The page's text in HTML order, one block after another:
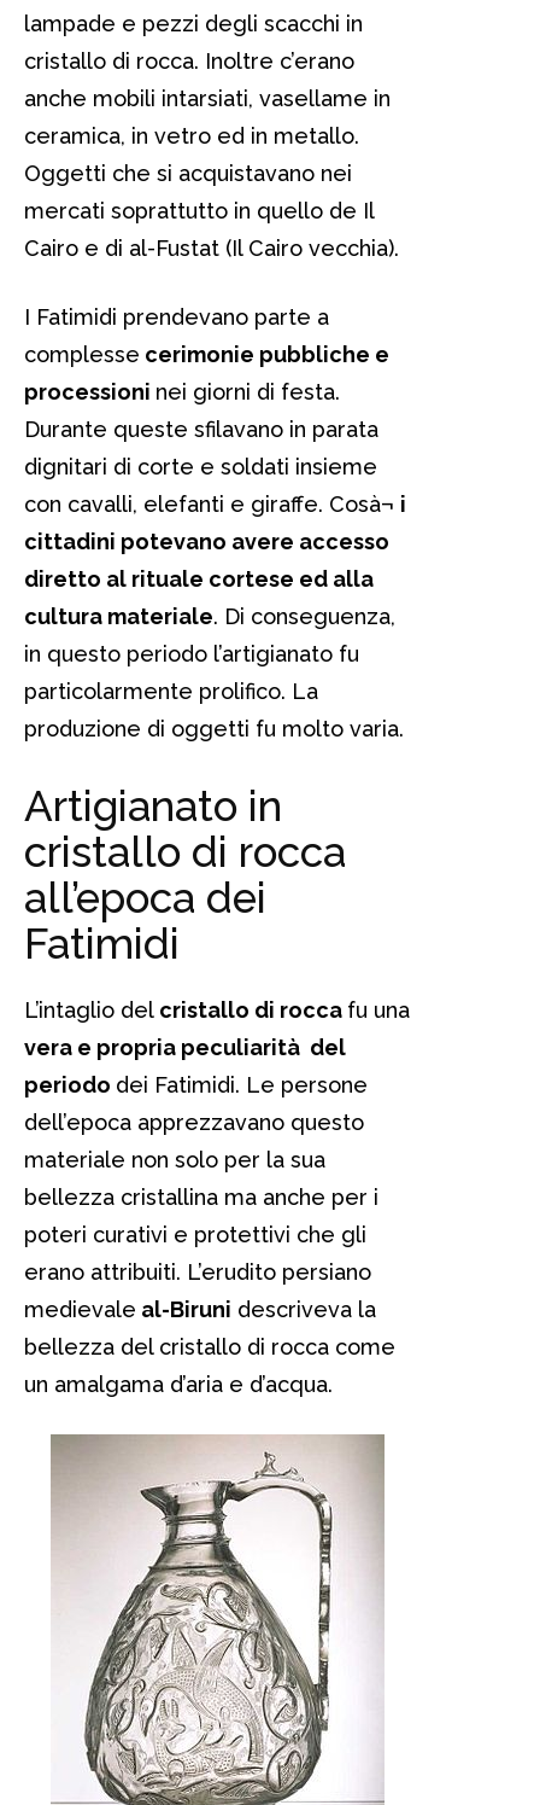
lampade e pezzi degli scacchi in
cristallo di rocca. Inoltre c’erano
anche mobili intarsiati, vasellame in
ceramica, in vetro ed in metallo.
Oggetti che si acquistavano nei
mercati soprattutto in quello de Il
Cairo e di al-Fustat (Il Cairo vecchia).
I Fatimidi prendevano parte a
complesse cerimonie pubbliche e
processioni nei giorni di festa.
Durante queste sfilavano in parata
dignitari di corte e soldati insieme
con cavalli, elefanti e giraffe. Cosà¬ i
cittadini potevano avere accesso
diretto al rituale cortese ed alla
cultura materiale. Di conseguenza,
in questo periodo l’artigianato fu
particolarmente prolifico. La
produzione di oggetti fu molto varia.
Artigianato in
cristallo di rocca
all’epoca dei
Fatimidi
L’intaglio del cristallo di rocca fu una
vera e propria peculiarità del
periodo dei Fatimidi. Le persone
dell’epoca apprezzavano questo
materiale non solo per la sua
bellezza cristallina ma anche per i
poteri curativi e protettivi che gli
erano attribuiti. L’erudito persiano
medievale al-Biruni descriveva la
bellezza del cristallo di rocca come
un amalgama d’aria e d’acqua.